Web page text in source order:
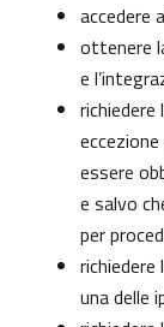
accedere
ottenere
e
essere
e salvo
per
una delle